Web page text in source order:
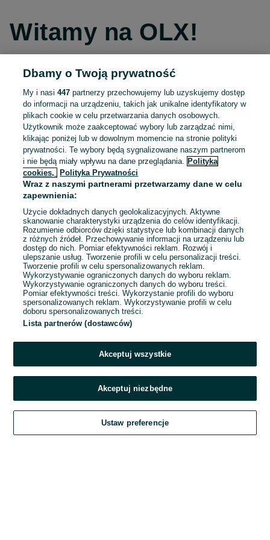
Witamy na OLX!
Kontynuuj przez Facebooka
Kontynuuj przez konto Apple
Kontynuuj przez konto Google
LUB
E-mail
Hasło
Zaloguj się
Kontynuując za pośrednictwem jednego z dostawców wskazanych powyżej,
OLX.pl w jego aktualnym brzmieniu.
Dbamy o Twoją prywatność
My i nasi447 partnerzy przechowujemy lub uzyskujemy dostęp
do informacji na urządzeniu, takich jak unikalne identyfikatory w
plikach cookie w celu przetwarzania danych osobowych.
Użytkownik może zaakceptować wybory lub zarządzać nimi,
klikając poniżej lub w dowolnym momencie na stronie polityki
prywatności. Te wybory będą sygnalizowane naszym partnerom
i nie będą miały wpływu na dane przeglądania.
Polityka
cookies,
Polityka Prywatności
Wraz z naszymi partnerami przetwarzamy dane w celu
zapewnienia:
Użycie dokładnych danych geolokalizacyjnych. Aktywne
skanowanie charakterystyki urządzenia do celów identyfikacji.
Rozumienie odbiorców dzięki statystyce lub kombinacji danych
z różnych źródeł. Przechowywanie informacji na urządzeniu lub
dostęp do nich. Pomiar efektywności reklam. Rozwój i
ulepszanie usług. Tworzenie profili w celu personalizacji treści.
Tworzenie profili w celu spersonalizowanych reklam.
Wykorzystywanie ograniczonych danych do wyboru reklam.
Wykorzystywanie ograniczonych danych do wyboru treści.
Pomiar efektywności treści. Wykorzystanie profili do wyboru
spersonalizowanych reklam. Wykorzystywanie profili w celu
doboru spersonalizowanych treści.
Lista partnerów (dostawców)
Akceptuj wszystkie
Akceptuj niezbędne
Ustaw preferencje